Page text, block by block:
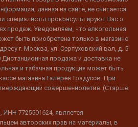
данная на сайте, не считается
специалисты проконсультируют Вас о
продаж. Уведомляем, что алкогольная
быть приобретена только в магазине
г. Москва, ул. Серпуховский вал, д. 5
Дистанционная продажа и доставка не
и табачная продукция может быть
магазина Галерея Градусов. При
совершеннолетие. (Старше
7725501624, является
авторских прав на материалы, в